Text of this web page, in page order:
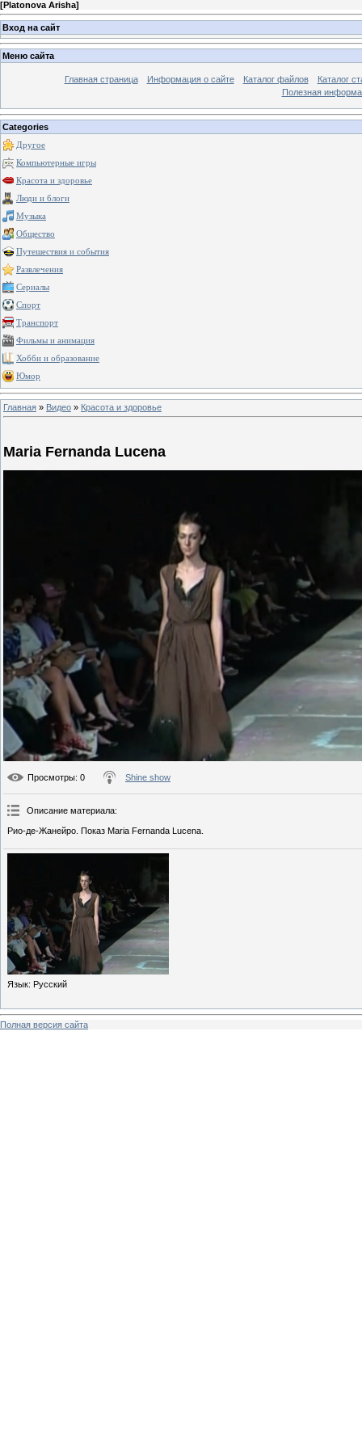
[Platonova Arisha]
Вход на сайт
Меню сайта
Главная страница Информация о сайте Каталог файлов
Каталог
Полезная
Categories
Другое
Компьютерные игры
Красота и здоровье
Люди и блоги
Музыка
Общество
Путешествия и события
Развлечения
Сериалы
Спорт
Транспорт
Фильмы и анимация
Хобби и образование
Юмор
Главная » Видео » Красота и здоровье
Maria Fernanda Lucena
Просмотры: 0 Shine show
Описание материала:
Рио-де-Жанейро. Показ Maria Fernanda Lucena.
Язык: Русский
Полная версия сайта